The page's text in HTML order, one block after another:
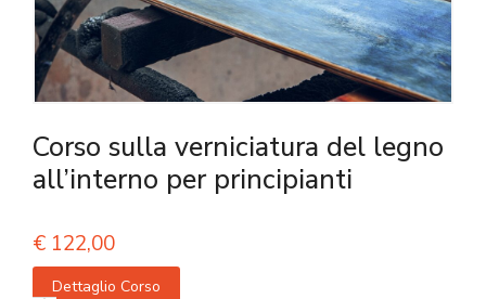
Corso sulla verniciatura del legno
all’interno per principianti
€ 122,00
Dettaglio Corso